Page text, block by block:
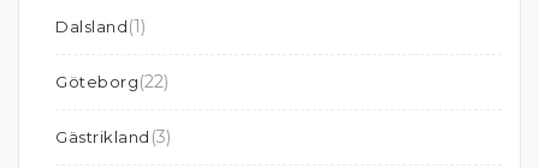
Dalsland(1)
Göteborg(22)
Gästrikland (3)